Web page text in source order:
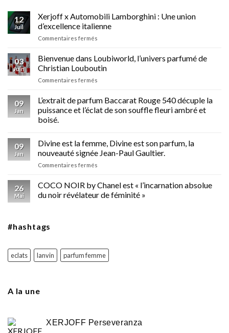
12
Juil
Xerjoff x Automobili Lamborghini : Une union
d’excellence italienne
Commentaires fermés
Lamborghini
union
d’excellence
03
Juin
Bienvenue dans Loubiworld, l’univers parfumé de
Christian Louboutin
Commentaires fermés
dans
l’univers
Christian
Louboutin
09
Jan
L’extrait de parfum Baccarat Rouge 540 décuple la
puissance et l’éclat de son souffle fleuri ambré et
boisé.
09
Jan
Divine est la femme, Divine est son parfum, la
nouveauté signée Jean-Paul Gaultier.
Commentaires fermés
est
femme,
nouveauté
signée
26
Mai
COCO NOIR by Chanel est « l’incarnation absolue
du noir révélateur de féminité »
#hashtags
eclats lanvin parfum femme
A la une
XERJOFF Perseveranza